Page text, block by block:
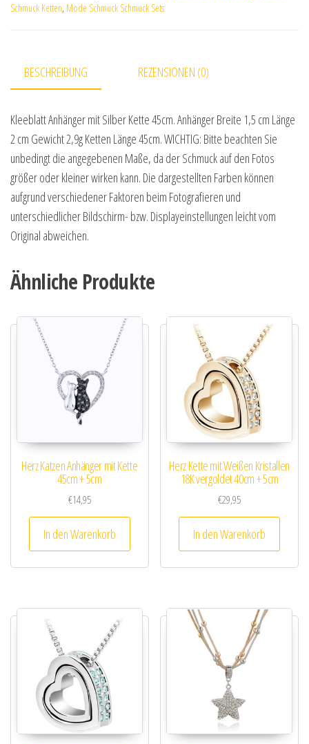
Schmuck Ketten, Mode Schmuck Schmuck Sets
BESCHREIBUNG REZENSIONEN (0)
Kleeblatt Anhänger mit Silber Kette 45cm. Anhänger Breite 1,5 cm Länge
2 cm Gewicht 2,9g Ketten Länge 45cm. WICHTIG: Bitte beachten Sie
unbedingt die angegebenen Maße, da der Schmuck auf den Fotos
größer oder kleiner wirken kann. Die dargestellten Farben können
aufgrund verschiedener Faktoren beim Fotografieren und
unterschiedlicher Bildschirm- bzw. Displayeinstellungen leicht vom
Original abweichen.
Ähnliche Produkte
Herz Katzen Anhänger mit Kette
45cm + 5cm
€14,95
In den Warenkorb
Herz Kette mit Weißen Kristallen
18K vergoldet 40cm + 5cm
€29,95
In den Warenkorb